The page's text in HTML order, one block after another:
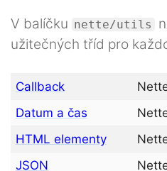
V balíčku nette/utils
užitečných tříd pro
Callback
Datum a čas
HTML elementy
JSON